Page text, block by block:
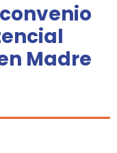
convenio
Madre